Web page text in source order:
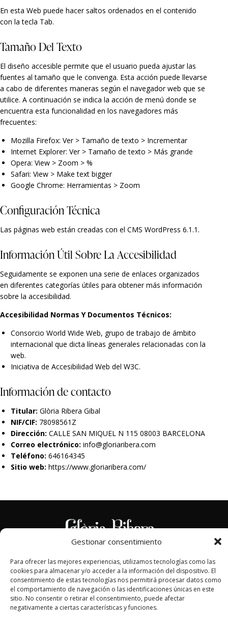
Gestionar consentimiento
Para ofrecer las mejores experiencias, utilizamos tecnologías como las
cookies para almacenar y/o acceder a la información del dispositivo. El
consentimiento de estas tecnologías nos permitirá procesar datos como
el comportamiento de navegación o las identificaciones únicas en este
sitio. No consentir o retirar el consentimiento, puede afectar
negativamente a ciertas características y funciones.
En esta Web puede hacer saltos ordenados en el contenido
con la tecla Tab.
Tamaño Del Texto
El diseño accesible permite que el usuario pueda ajustar las
fuentes al tamaño que le convenga. Esta acción puede llevarse
a cabo de diferentes maneras según el navegador web que se
utilice. A continuación se indica la acción de menú donde se
encuentra esta funcionalidad en los navegadores más
frecuentes:
Mozilla Firefox: Ver > Tamaño de texto > Incrementar
Internet Explorer: Ver > Tamaño de texto > Más grande
Opera: View > Zoom > %
Safari: View > Make text bigger
Google Chrome: Herramientas > Zoom
Configuración Técnica
Las páginas web están creadas con el CMS WordPress 6.1.1.
Información Útil Sobre La Accesibilidad
Seguidamente se exponen una serie de enlaces organizados
en diferentes categorías útiles para obtener más información
sobre la accesibilidad.
Accesibilidad Normas Y Documentos Técnicos:
Consorcio World Wide Web, grupo de trabajo de ámbito
internacional que dicta líneas generales relacionadas con la
web.
Iniciativa de Accesibilidad Web del W3C.
Información de contacto
Titular: Glòria Ribera Gibal
NIF/CIF: 78098561Z
Dirección: CALLE SAN MIQUEL N 115 08003 BARCELONA
Correo electrónico: info@gloriaribera.com
Teléfono: 646164345
Sitio web: https://www.gloriaribera.com/
FINANCIADO POR LA UNIÓN EUROPEA CON EL PROGRAMA
KIT DIGITAL POR LOS FONDOS NEXT GENERATION (EU) DEL
MECANISMO DE RECUPERACIÓN Y RESILIENCIA.